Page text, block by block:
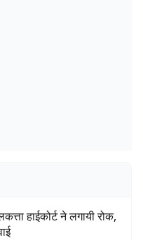
हाईकोर्ट ने लगायी रोक,